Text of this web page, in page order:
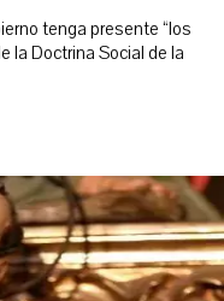
tenga presente “los
la Doctrina Social de la